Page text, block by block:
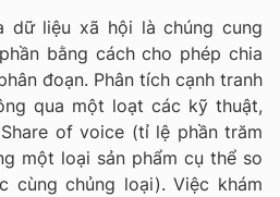
dữ liệu xã hội là chúng cung
bằng cách cho phép chia
đoạn. Phân tích cạnh tranh
qua một loạt các kỹ thuật,
of voice (tỉ lệ phần trăm
một loại sản phẩm cụ thể so
cùng chủng loại). Việc khám